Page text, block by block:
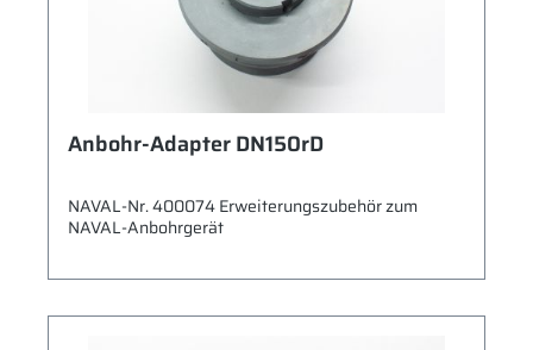
Anbohr-Adapter DN150rD
NAVAL-Nr. 400074 Erweiterungszubehör zum
NAVAL-Anbohrgerät